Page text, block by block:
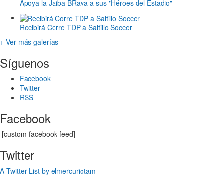
Apoya la Jaiba BRava a sus "Héroes del Estadio"
Recibirá Corre TDP a Saltillo Soccer
+ Ver más galerías
Síguenos
Facebook
Twitter
RSS
Facebook
[custom-facebook-feed]
Twitter
A Twitter List by elmercuriotam